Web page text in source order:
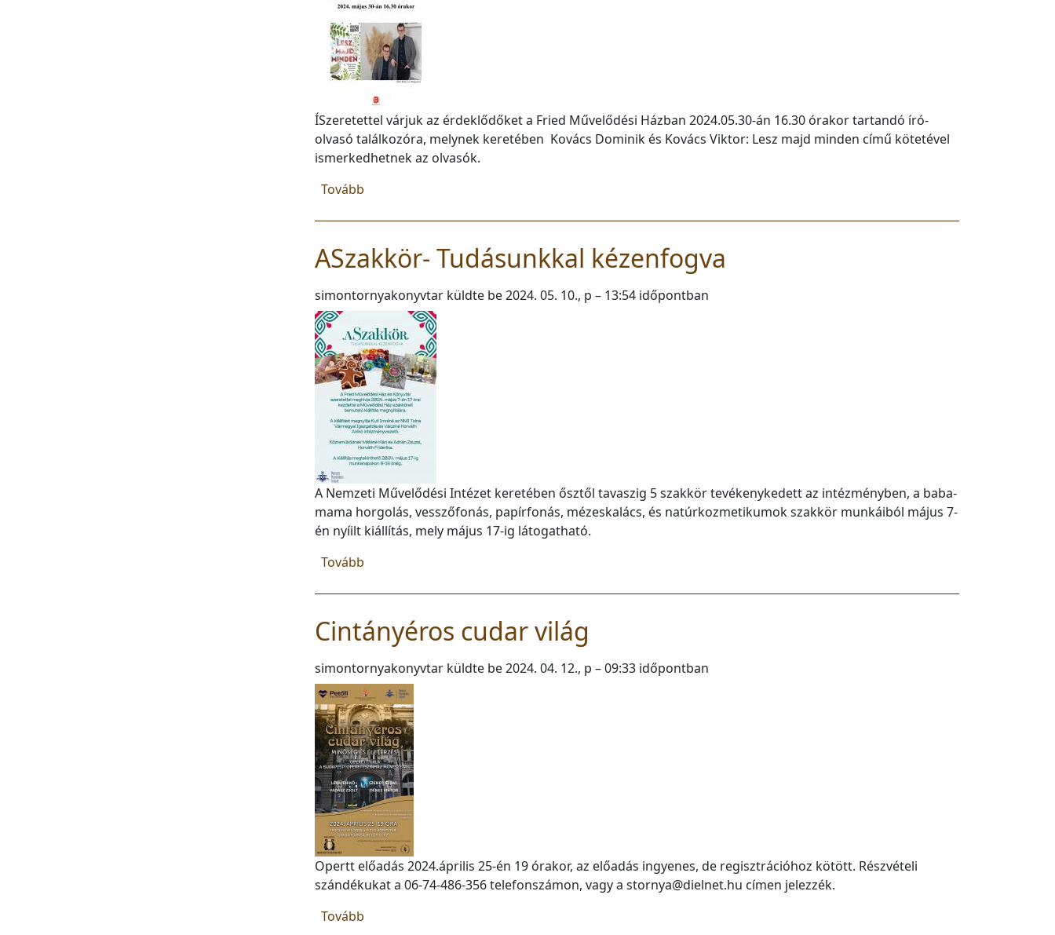
ÍSzeretettel várjuk az érdeklődőket a Fried Művelődési Házban 2024.05.30-án 16.30 órakor tartandó író-
olvasó találkozóra, melynek keretében Kovács Dominik és Kovács Viktor: Lesz majd minden című kötetével
ismerkedhetnek az olvasók.
Tovább
ASzakkör- Tudásunkkal kézenfogva
simontornyakonyvtar küldte be2024. 05. 10., p – 13:54 időpontban
A Nemzeti Művelődési Intézet keretében ősztől tavaszig 5 szakkör tevékenykedett az intézményben, a baba-
mama horgolás, vesszőfonás, papírfonás, mézeskalács, és natúrkozmetikumok szakkör munkáiból május 7-
én nyíilt kiállítás, mely május 17-ig látogatható.
Tovább
Cintányéros cudar világ
simontornyakonyvtar küldte be2024. 04. 12., p – 09:33 időpontban
Opertt előadás 2024.április 25-én 19 órakor, az előadás ingyenes, de regisztrációhoz kötött. Részvételi
szándékukat a 06-74-486-356 telefonszámon, vagy a stornya@dielnet.hu címen jelezzék.
Tovább